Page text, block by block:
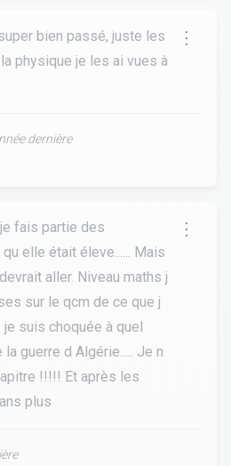
bien passé, juste les
physique je les ai vues à
dernière
fais partie des
elle était éleve...... Mais
aller. Niveau maths j
sur le qcm de ce que j
suis choquée à quel
guerre d Algérie..... Je n
!!!!! Et après les
plus